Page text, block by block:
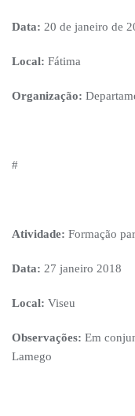
Data: 20 de janeiro de
Local: Fátima
Organização:
#
Atividade: Formação
Data: 27 janeiro 2018
Local: Viseu
Observações: Em
Lamego